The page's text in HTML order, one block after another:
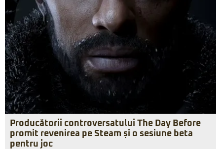
Producătorii controversatului The Day Before
promit revenirea pe Steam și o sesiune beta
pentru joc